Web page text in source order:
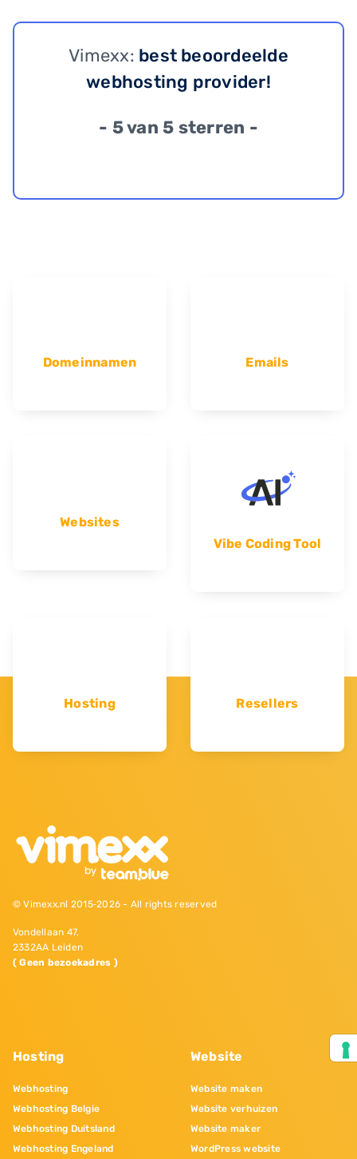
Vimexx: best beoordeelde
webhosting provider!
- 5 van 5 sterren -
Domeinnamen Emails
Websites
Vibe Coding Tool
Hosting Resellers
© Vimexx.nl 2015‐2026 - All rights reserved
Vondellaan 47,
2332AA Leiden
( Geen bezoekadres )
Hosting
Webhosting
Webhosting Belgie
Webhosting Duitsland
Webhosting Engeland
Website
Website maken
Website verhuizen
Website maker
WordPress website